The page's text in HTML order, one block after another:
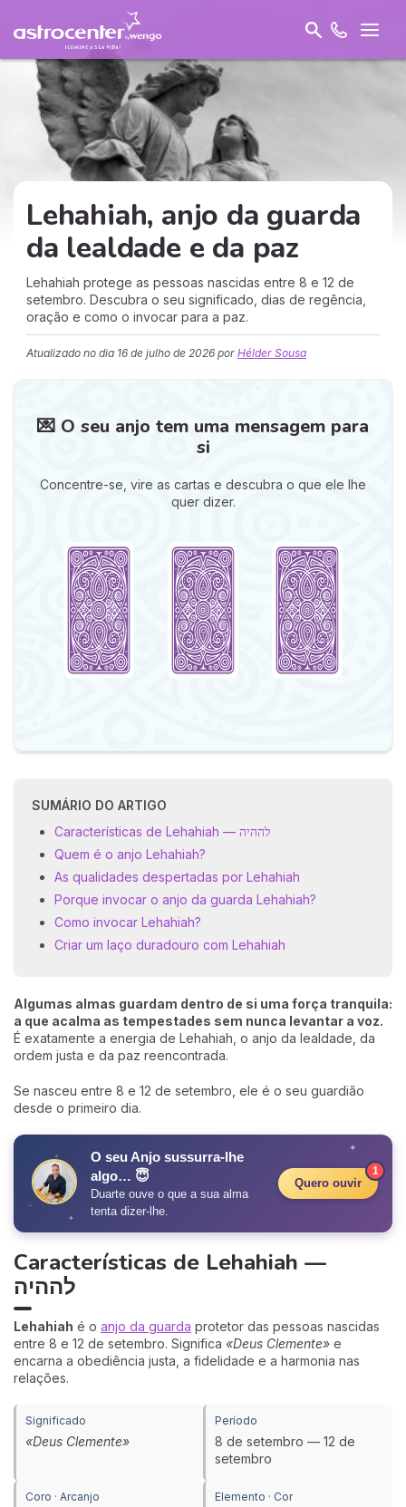
Lehahiah, anjo da guarda
da lealdade e da paz
Lehahiah protege as pessoas nascidas entre 8 e 12 de
setembro. Descubra o seu significado, dias de regência,
oração e como o invocar para a paz.
Atualizado no dia 16 de julho de 2026 por Hélder Sousa
💌 O seu anjo tem uma mensagem para
si
Concentre-se, vire as cartas e descubra o que ele lhe
quer dizer.
SUMÁRIO DO ARTIGO
Características de Lehahiah — לההיה
Quem é o anjo Lehahiah?
As qualidades despertadas por Lehahiah
Porque invocar o anjo da guarda Lehahiah?
Como invocar Lehahiah?
Criar um laço duradouro com Lehahiah
Algumas almas guardam dentro de si uma força tranquila:
a que acalma as tempestades sem nunca levantar a voz.
É exatamente a energia de Lehahiah, o anjo da lealdade, da
ordem justa e da paz reencontrada.
Se nasceu entre 8 e 12 de setembro, ele é o seu guardião
desde o primeiro dia.
✦
✦
✧
O seu Anjo sussurra-lhe
algo… 😇
Duarte ouve o que a sua alma
tenta dizer-lhe.
Quero ouvir
1
Características de Lehahiah —
לההיה
Lehahiah é o anjo da guarda protetor das pessoas nascidas
entre 8 e 12 de setembro. Significa «Deus Clemente» e
encarna a obediência justa, a fidelidade e a harmonia nas
relações.
Significado
«Deus Clemente»
Período
8 de setembro — 12 de
setembro
Coro · Arcanjo Elemento · Cor